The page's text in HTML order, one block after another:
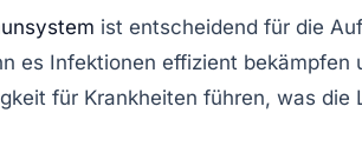
ist entscheidend für die
es Infektionen effizient
für Krankheiten führen, was